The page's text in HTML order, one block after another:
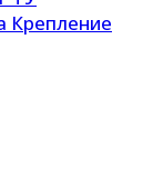
Крепление